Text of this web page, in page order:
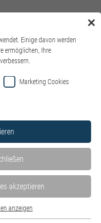
Menü
von
unseren Kliniken und
Mit Klick auf
ausgeschriebenen
GmbH finden Sie hier auf
Specialist (m/w/d) –
✕
Einige davon werden
ermöglichen, Ihre
Marketing Cookies
akzeptieren
anzeigen